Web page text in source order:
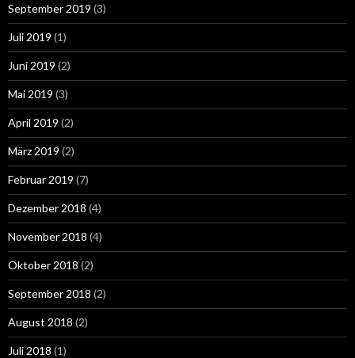
September 2019 (3)
Juli 2019 (1)
Juni 2019 (2)
Mai 2019 (3)
April 2019 (2)
März 2019 (2)
Februar 2019 (7)
Dezember 2018 (4)
November 2018 (4)
Oktober 2018 (2)
September 2018 (2)
August 2018 (2)
Juli 2018 (1)